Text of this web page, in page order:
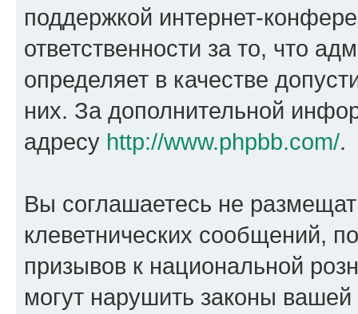
поддержкой интернет-
ответственности за то, что
определяет в качестве
них. За дополнительной
адресу http://www.phpbb.com/.
Вы соглашаетесь не
клеветнических сообщений,
призывов к национальной
могут нарушить законы